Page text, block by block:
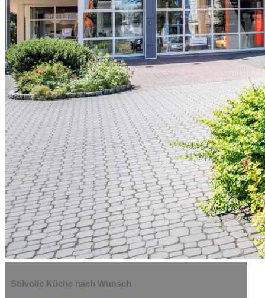
03576 2830-0
Montag
Nach Vereinbarung
Dienstag – Freitag
09:58 – 18:04 Uhr
Samstag
08:58 – 13:04 Uhr
Stilvolle Küche nach Wunsch